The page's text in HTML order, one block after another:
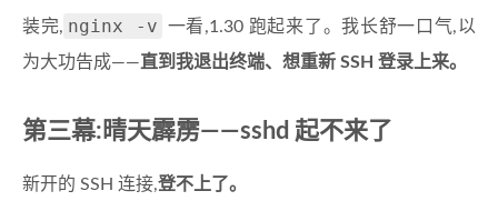
装完, nginx -v
一看,1.30 跑起来了。我长舒一口气,以
为大功告成—— 直到我退出终端、想重新 SSH 登录上来。
第三幕:晴天霹雳——sshd 起不来了
新开的 SSH 连接,登不上了。